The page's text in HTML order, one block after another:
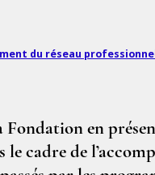
du réseau
en
le cadre de